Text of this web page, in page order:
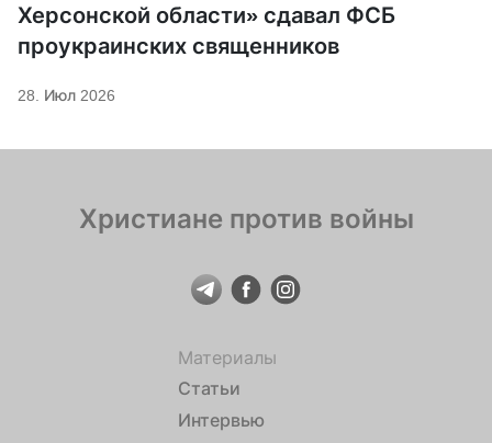
Херсонской области» сдавал ФСБ
проукраинских священников
28. Июл 2026
Христиане против войны
Материалы
Статьи
Интервью